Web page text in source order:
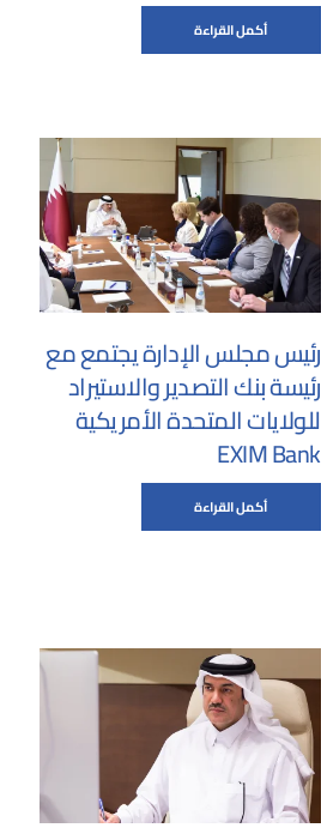
أكمل القراءة
رئيس مجلس الإدارة يجتمع مع
رئيسة بنك التصدير والاستيراد
للولايات المتحدة الأمريكية
EXIM Bank
أكمل القراءة